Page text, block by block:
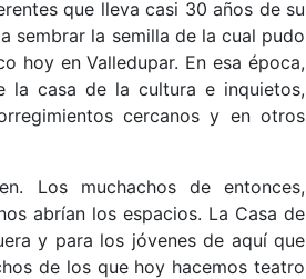
que lleva casi 30 años de su
sembrar la semilla de la cual pudo
hoy en Valledupar. En esa época,
la casa de la cultura e inquietos,
cercanos y en otros
Los muchachos de entonces,
abrían los espacios. La Casa de
y para los jóvenes de aquí que
de los que hoy hacemos teatro